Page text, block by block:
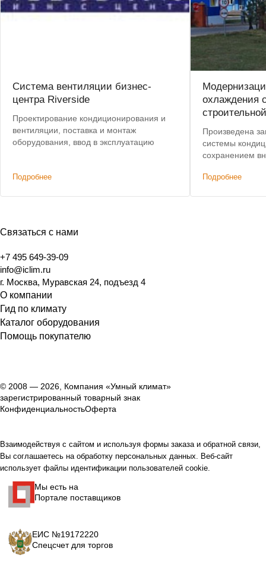
Система вентиляции бизнес-
центра Riverside
Проектирование кондиционирования и
вентиляции, поставка и монтаж
оборудования, ввод в эксплуатацию
Подробнее
охлаждения
Произведена
системы
сохранением
Подробнее
Связаться с нами
+7 495 649-39-09
info@iclim.ru
г. Москва, Муравская 24, подъезд 4
О компании
Гид по климату
Каталог оборудования
Помощь покупателю
© 2008 — 2026, Компания «Умный климат»
зарегистрированный товарный знак
КонфиденциальностьОферта
Взаимодействуя с сайтом и используя формы заказа и обратной связи,
Вы соглашаетесь на обработку персональных данных. Веб-сайт
использует файлы идентификации пользователей cookie.
Мы есть на
Портале поставщиков
ЕИС №19172220
Спецсчет для торгов